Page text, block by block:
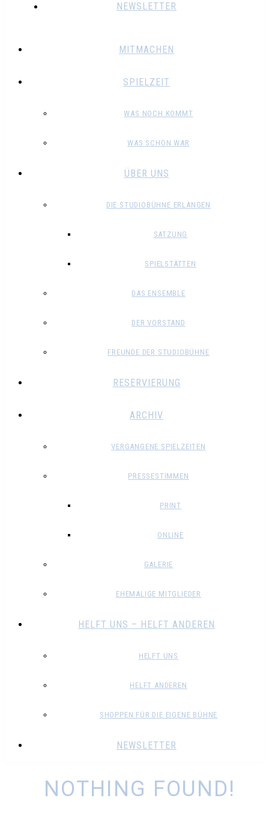
NEWSLETTER
MITMACHEN
SPIELZEIT
WAS NOCH KOMMT
WAS SCHON WAR
ÜBER UNS
DIE STUDIOBÜHNE ERLANGEN
SATZUNG
SPIELSTÄTTEN
DAS ENSEMBLE
DER VORSTAND
FREUNDE DER STUDIOBÜHNE
RESERVIERUNG
ARCHIV
VERGANGENE SPIELZEITEN
PRESSESTIMMEN
PRINT
ONLINE
GALERIE
EHEMALIGE MITGLIEDER
HELFT UNS – HELFT ANDEREN
HELFT UNS
HELFT ANDEREN
SHOPPEN FÜR DIE EIGENE BÜHNE
NEWSLETTER
NOTHING FOUND!